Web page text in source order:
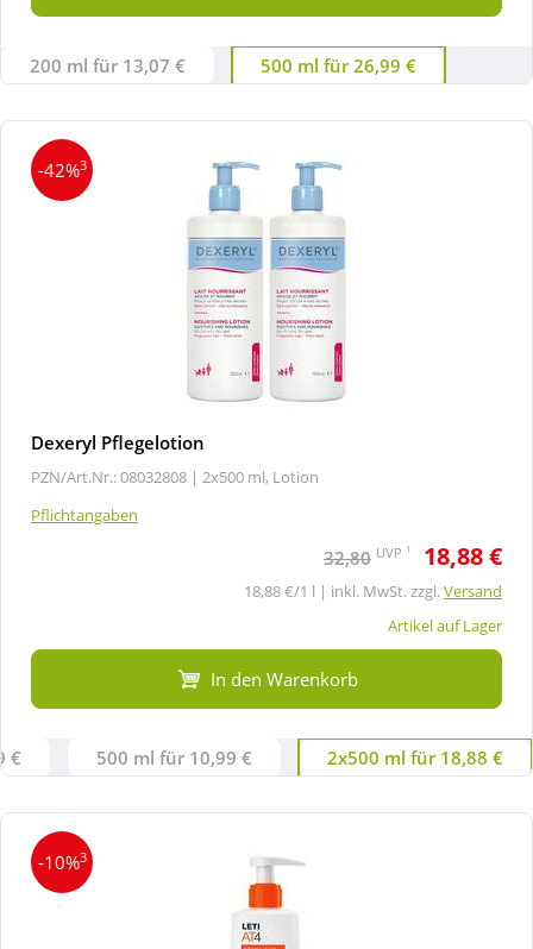
200 ml für 13,07 € 500 ml für 26,99 €
-42%3
Dexeryl Pflegelotion
PZN/Art.Nr.: 08032808 | 2x500 ml, Lotion
Pflichtangaben
32,80 UVP 1 18,88 €
18,88 €/1 l | inkl. MwSt. zzgl.Versand
Artikel auf Lager
In den Warenkorb
€ 500 ml für 10,99 € 2x500 ml für 18,88 €
-10%3